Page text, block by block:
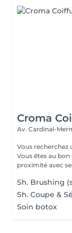
Croma
Av. Cardinal-
Vous recherchez
Vous êtes au bon endroit. Notre
proximité avec
Sh. Brushing
Sh. Coupe &
Soin botox